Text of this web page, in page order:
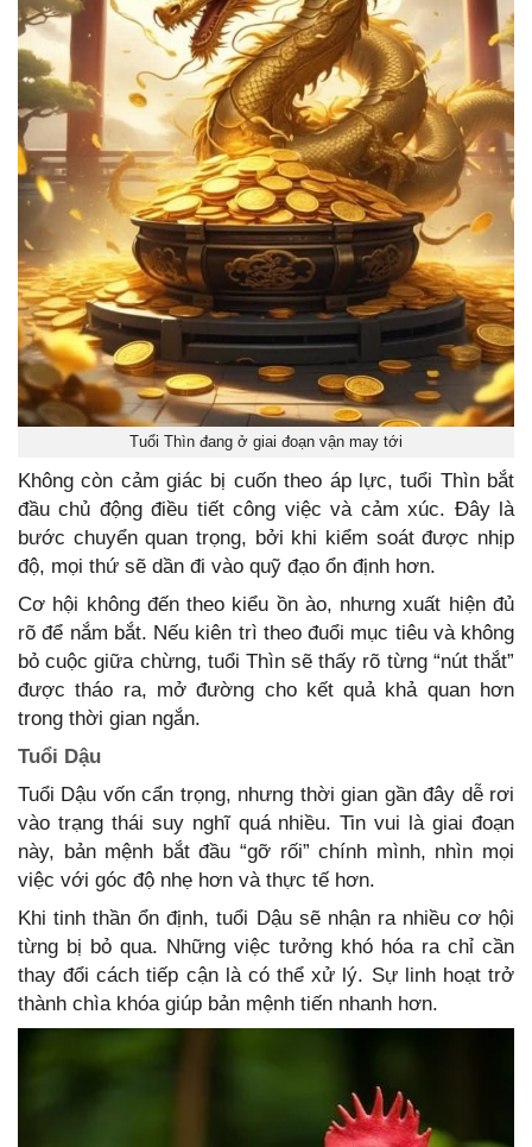
Tuổi Thìn đang ở giai đoạn vận may tới
Không còn cảm giác bị cuốn theo áp lực, tuổi Thìn bắt
đầu chủ động điều tiết công việc và cảm xúc. Đây là
bước chuyển quan trọng, bởi khi kiểm soát được nhịp
độ, mọi thứ sẽ dần đi vào quỹ đạo ổn định hơn.
Cơ hội không đến theo kiểu ồn ào, nhưng xuất hiện đủ
rõ để nắm bắt. Nếu kiên trì theo đuổi mục tiêu và không
bỏ cuộc giữa chừng, tuổi Thìn sẽ thấy rõ từng “nút thắt”
được tháo ra, mở đường cho kết quả khả quan hơn
trong thời gian ngắn.
Tuổi Dậu
Tuổi Dậu vốn cẩn trọng, nhưng thời gian gần đây dễ rơi
vào trạng thái suy nghĩ quá nhiều. Tin vui là giai đoạn
này, bản mệnh bắt đầu “gỡ rối” chính mình, nhìn mọi
việc với góc độ nhẹ hơn và thực tế hơn.
Khi tinh thần ổn định, tuổi Dậu sẽ nhận ra nhiều cơ hội
từng bị bỏ qua. Những việc tưởng khó hóa ra chỉ cần
thay đổi cách tiếp cận là có thể xử lý. Sự linh hoạt trở
thành chìa khóa giúp bản mệnh tiến nhanh hơn.